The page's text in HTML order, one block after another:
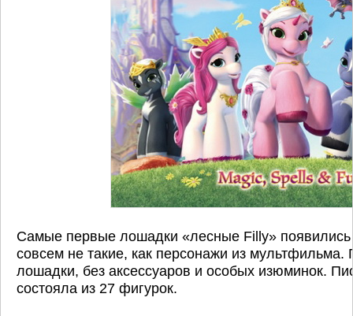
Самые первые лошадки «лесные Filly»
совсем не такие, как персонажи из
лошадки, без аксессуаров и особых изюминок.
состояла из 27 фигурок.